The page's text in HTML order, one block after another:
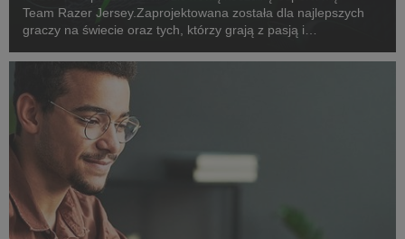
Team Razer Jersey.Zaprojektowana została dla najlepszych
graczy na świecie oraz tych, którzy grają z pasją i